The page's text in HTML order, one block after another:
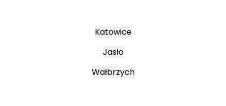
Katowice
Jasło
Wałbrzych